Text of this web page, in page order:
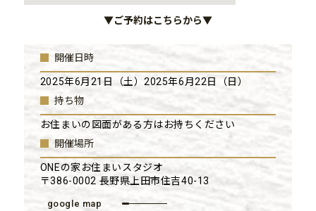
▼ご予約はこちらから▼
開催日時
2025年6月21日（土）2025年6月22日（日）
持ち物
お住まいの図面がある方はお持ちください
開催場所
ONEの家お住まいスタジオ
〒386-0002 長野県上田市住吉40-13
google map